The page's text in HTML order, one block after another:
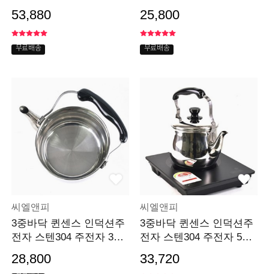
53,880
무료배송
25,800
무료배송
씨엘앤피
3중바닥 퀸센스 인덕션주
전자 스텐304 주전자 3리
28,800
씨엘앤피
3중바닥 퀸센스 인덕션주
전자 스텐304 주전자 5리
33,720